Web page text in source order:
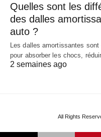
Quelles sont les
des dalles
auto ?
Les dalles amortissantes
pour absorber les chocs,
2 semaines ago
All Rights